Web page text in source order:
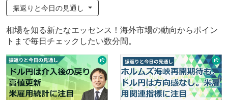
振返りと今日の見通し
相場を知る新たなエッセンス！海外市場の動向からポイン
トまで毎日チェックしたい数分間。